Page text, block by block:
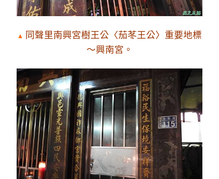
▲ 同聲里南興宮樹王公〈茄苳王公〉重要地標
～興南宮。